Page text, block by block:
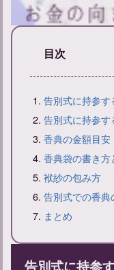
目次
告別式に持参す
告別式に持参す
香典の金額目安
香典袋の書き方
袱紗の包み方
告別式での香典
まとめ
告別式に持参